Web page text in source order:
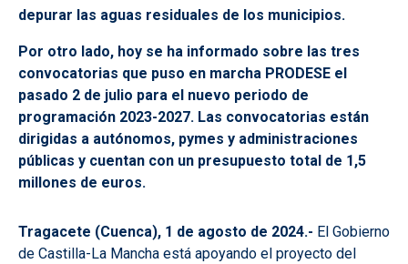
depurar las aguas residuales de los municipios.
Por otro lado, hoy se ha informado sobre las tres
convocatorias que puso en marcha PRODESE el
pasado 2 de julio para el nuevo periodo de
programación 2023-2027. Las convocatorias están
dirigidas a autónomos, pymes y administraciones
públicas y cuentan con un presupuesto total de 1,5
millones de euros.
Tragacete (Cuenca), 1 de agosto de 2024.- El Gobierno
de Castilla-La Mancha está apoyando el proyecto del